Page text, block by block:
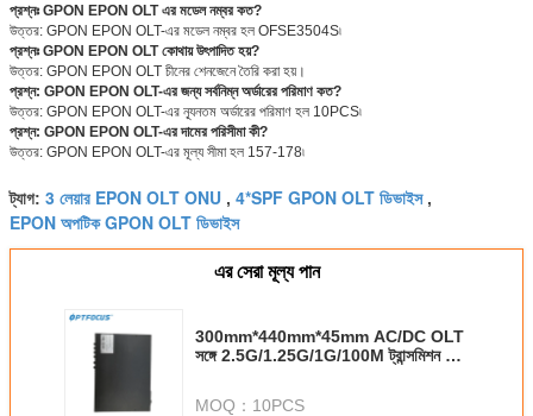
প্রশ্নঃ GPON EPON OLT এর মডেল নম্বর কত?
উত্তর: GPON EPON OLT-এর মডেল নম্বর হল OFSE3504S৷
প্রশ্নঃ GPON EPON OLT কোথায় উৎপাদিত হয়?
উত্তর: GPON EPON OLT চীনের শেনজেনে তৈরি করা হয়।
প্রশ্ন: GPON EPON OLT-এর জন্য সর্বনিম্ন অর্ডারের পরিমাণ কত?
উত্তর: GPON EPON OLT-এর ন্যূনতম অর্ডারের পরিমাণ হল 10PCS৷
প্রশ্ন: GPON EPON OLT-এর দামের পরিসীমা কী?
উত্তর: GPON EPON OLT-এর মূল্য সীমা হল 157-178৷
ট্যাগ: 3 লেয়ার EPON OLT ONU , 4*SPF GPON OLT ডিভাইস,
EPON অপটিক GPON OLT ডিভাইস
এর সেরা মূল্য পান
300mm*440mm*45mm AC/DC OLT
সঙ্গে 2.5G/1.25G/1G/100M ট্রান্সমিশন রেট
MOQ： 10PCS